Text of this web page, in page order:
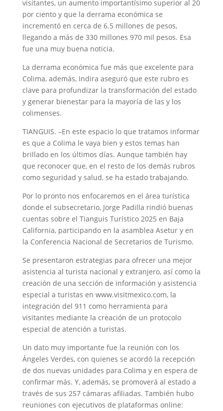
visitantes, un aumento importantísimo superior al 20
por ciento y que la derrama económica se
incrementó en cerca de 6.5 millones de pesos,
llegando a más de 330 millones 970 mil pesos. Esa
fue una muy buena noticia.
La derrama económica fue más que excelente para
Colima, además, Indira aseguró que este rubro es
clave para profundizar la transformación del estado
y generar bienestar para la mayoría de las y los
colimenses.
TIANGUIS. –En este espacio lo que tratamos informar
es que a Colima le vaya bien y estos temas han
brillado en los últimos días. Aunque también hay
que reconocer que, en el resto de los demás rubros
como seguridad y salud, se ha estado trabajando.
Por lo pronto nos enfocaremos en el área turística
donde el subsecretario, Jorge Padilla rindió buenas
cuentas sobre el Tianguis Turístico 2025 en Baja
California, participando en la asamblea Asetur y en
la Conferencia Nacional de Secretarios de Turismo.
Se presentaron estrategias para ofrecer una mejor
asistencia al turista nacional y extranjero, así como la
creación de una sección de información y asistencia
especial a turistas en www.visitmexico.com, la
integración del 911 como herramienta para
visitantes mediante la creación de un protocolo
especial de atención a turistas.
Un dato muy importante fue la reunión con los
Ángeles Verdes, con quienes se acordó la recepción
de dos nuevas unidades para Colima y en espera de
confirmar más. Y, además, se promoverá al estado a
través de sus 257 cámaras afiliadas. También hubo
reuniones con ejecutivos de plataformas online: